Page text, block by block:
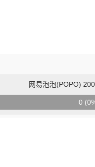
网易泡泡(POPO)
0